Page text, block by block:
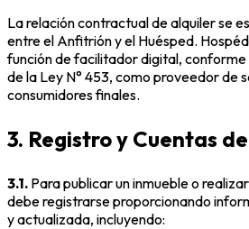
La relación contractual de alquiler se
entre el Anfitrión y el Huésped.
función de facilitador digital,
de la Ley N° 453, como proveedor de
consumidores finales.
3. Registro y Cuentas
3.1. Para publicar un inmueble o
debe registrarse proporcionando
y actualizada, incluyendo: